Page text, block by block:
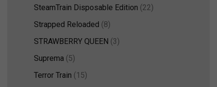
SteamTrain Disposable Edition (22)
Strapped Reloaded (8)
STRAWBERRY QUEEN (3)
Suprema (5)
Terror Train (15)